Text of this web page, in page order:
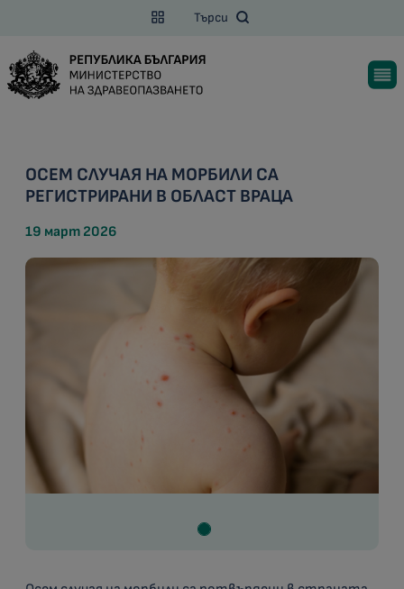
Търси
ОСЕМ СЛУЧАЯ НА МОРБИЛИ СА
РЕГИСТРИРАНИ В ОБЛАСТ ВРАЦА
19 март 2026